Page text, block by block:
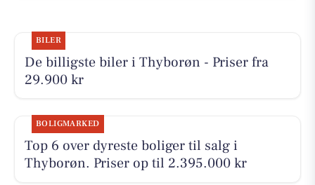
BILER
De billigste biler i Thyborøn - Priser fra
29.900 kr
BOLIGMARKED
Top 6 over dyreste boliger til salg i
Thyborøn. Priser op til 2.395.000 kr